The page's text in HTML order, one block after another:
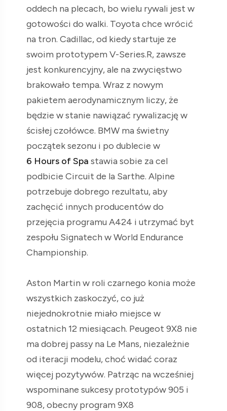
oddech na plecach, bo wielu rywali jest w
gotowości do walki. Toyota chce wrócić
na tron. Cadillac, od kiedy startuje ze
swoim prototypem V-Series.R, zawsze
jest konkurencyjny, ale na zwycięstwo
brakowało tempa. Wraz z nowym
pakietem aerodynamicznym liczy, że
będzie w stanie nawiązać rywalizację w
ścisłej czołówce. BMW ma świetny
początek sezonu i po dublecie w
6 Hours of Spa stawia sobie za cel
podbicie Circuit de la Sarthe. Alpine
potrzebuje dobrego rezultatu, aby
zachęcić innych producentów do
przejęcia programu A424 i utrzymać byt
zespołu Signatech w World Endurance
Championship.
Aston Martin w roli czarnego konia może
wszystkich zaskoczyć, co już
niejednokrotnie miało miejsce w
ostatnich 12 miesiącach. Peugeot 9X8 nie
ma dobrej passy na Le Mans, niezależnie
od iteracji modelu, choć widać coraz
więcej pozytywów. Patrząc na wcześniej
wspominane sukcesy prototypów 905 i
908, obecny program 9X8